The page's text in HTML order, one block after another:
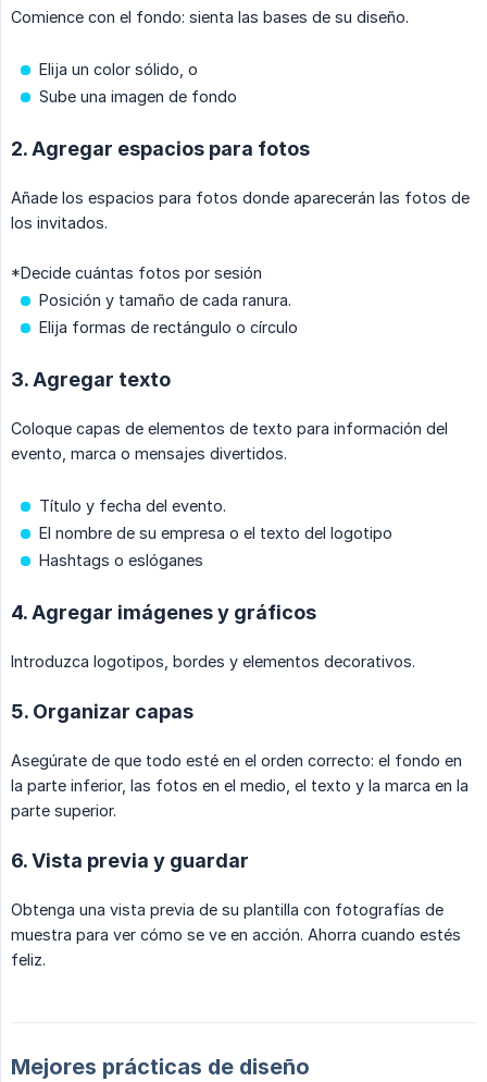
Comience con el fondo: sienta las bases de su diseño.
Elija un color sólido, o
Sube una imagen de fondo
2. Agregar espacios para fotos
Añade los espacios para fotos donde aparecerán las fotos de
los invitados.
*Decide cuántas fotos por sesión
Posición y tamaño de cada ranura.
Elija formas de rectángulo o círculo
3. Agregar texto
Coloque capas de elementos de texto para información del
evento, marca o mensajes divertidos.
Título y fecha del evento.
El nombre de su empresa o el texto del logotipo
Hashtags o eslóganes
4. Agregar imágenes y gráficos
Introduzca logotipos, bordes y elementos decorativos.
5. Organizar capas
Asegúrate de que todo esté en el orden correcto: el fondo en
la parte inferior, las fotos en el medio, el texto y la marca en la
parte superior.
6. Vista previa y guardar
Obtenga una vista previa de su plantilla con fotografías de
muestra para ver cómo se ve en acción. Ahorra cuando estés
feliz.
Mejores prácticas de diseño